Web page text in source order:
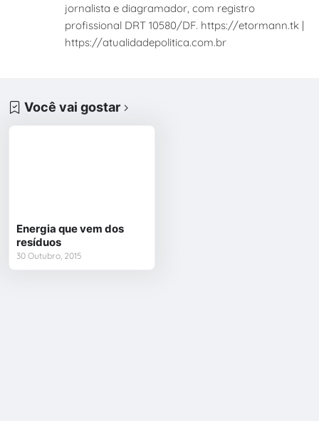
jornalista e diagramador, com registro
profissional DRT 10580/DF. https://etormann.tk |
https://atualidadepolitica.com.br
Você vai gostar
Energia que vem dos
resíduos
30 Outubro, 2015